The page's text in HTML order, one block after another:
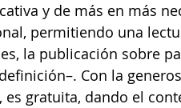
y de más en más
permitiendo una
la publicación sobre
Con la
es gratuita, dando el